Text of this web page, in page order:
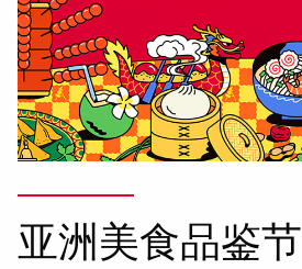
亚洲美食品鉴节